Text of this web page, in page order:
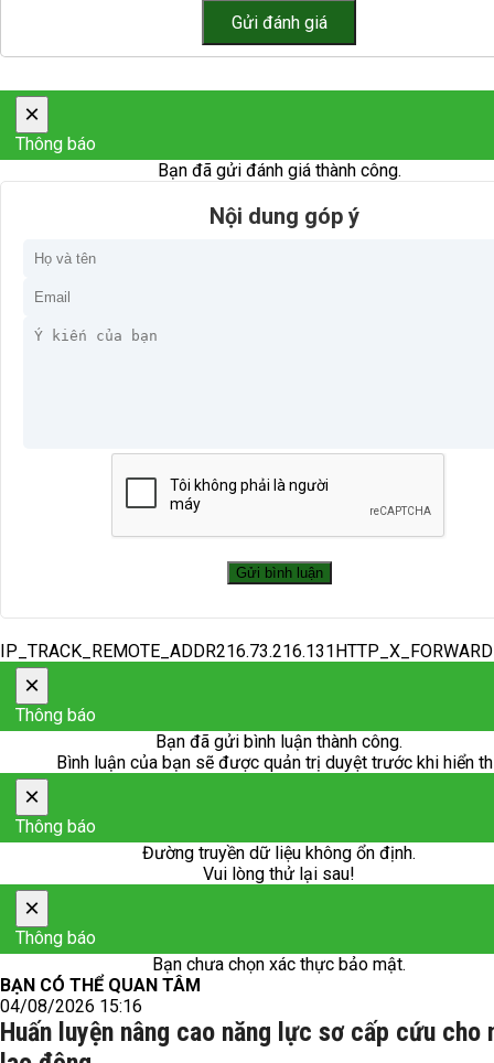
×
Thông báo
Bạn đã gửi đánh giá thành công.
Nội dung góp ý
×
Thông báo
Bạn đã gửi bình luận thành công.
Bình luận của bạn sẽ được quản trị duyệt trước khi hiển
×
Thông báo
Đường truyền dữ liệu không ổn định.
Vui lòng thử lại sau!
×
Thông báo
Bạn chưa chọn xác thực bảo mật.
BẠN CÓ THỂ QUAN TÂM
04/08/2026 15:16
Huấn luyện nâng cao năng lực sơ cấp cứu cho